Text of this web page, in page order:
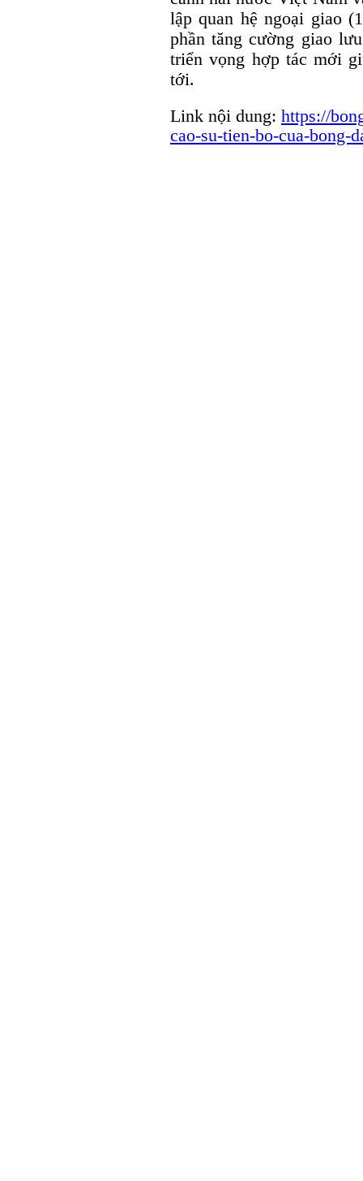
lập quan hệ ngoại giao
phần tăng cường giao
triển vọng hợp tác mới
tới.
Link nội dung: https://
cao-su-tien-bo-cua-bong-